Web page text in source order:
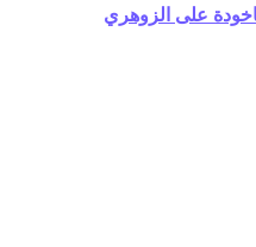
على الزوهري